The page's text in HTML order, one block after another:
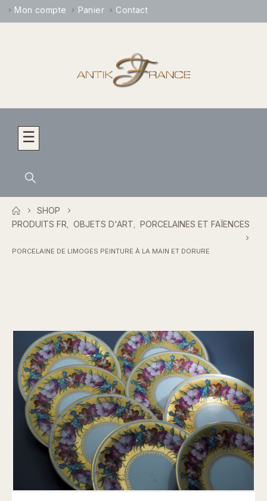
Mon compte Panier Contact
☰
SHOP
PRODUITS FR, OBJETS D'ART, PORCELAINES ET FAÏENCES
РORCELAINE DE LIMOGES PEINTURE À LA MAIN ET DORURE